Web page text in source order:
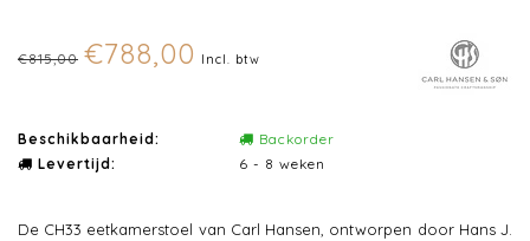
€815,00 €788,00 Incl. btw
Beschikbaarheid:
Backorder
Levertijd:
6 - 8 weken
De CH33 eetkamerstoel van Carl Hansen, ontworpen door Hans J.